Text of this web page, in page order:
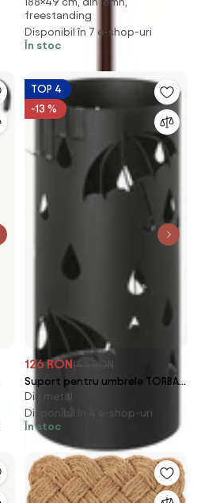
49x188 cm
freestanding
Disponibil în 7 e-shop-uri
În stoc
TOP 4
-13 %
126 RON144 RON
Suport pentru umbrele TORBA
metalic, negru
Din metal
Disponibil în 4 e-shop-uri
În stoc